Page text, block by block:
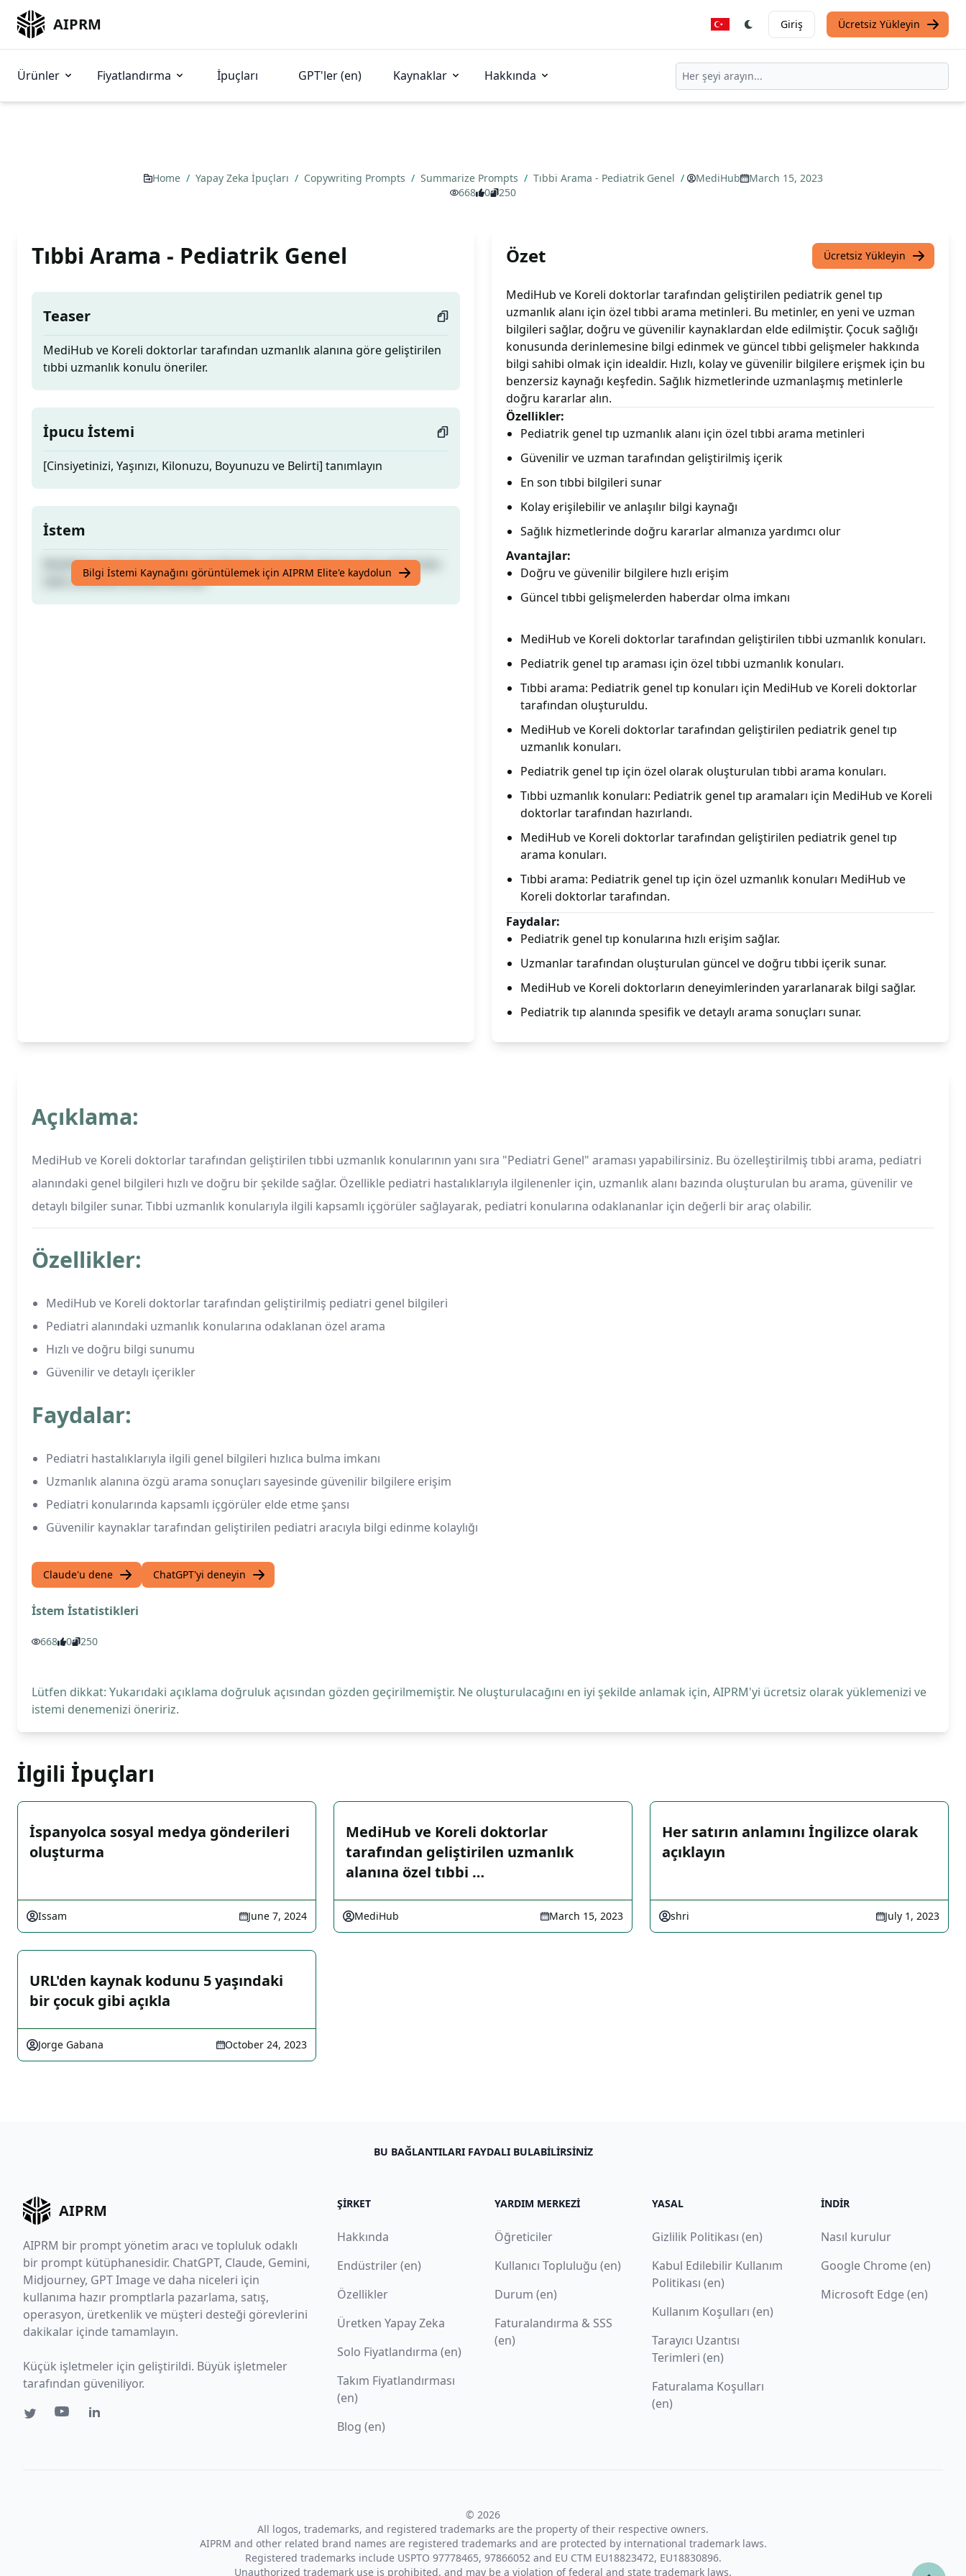
AIPRM Giriş Ücretsiz Yükleyin
Ürünler Fiyatlandırma İpuçları GPT'ler (en) Kaynaklar Hakkında
Home / Yapay Zeka İpuçları / Copywriting Prompts / Summarize Prompts / Tıbbi Arama - Pediatrik Genel / MediHub
March 15, 2023
668
0 250
Tıbbi Arama - Pediatrik Genel
Teaser
MediHub ve Koreli doktorlar tarafından uzmanlık alanına göre geliştirilen
tıbbi uzmanlık konulu öneriler.
İpucu İstemi
[Cinsiyetinizi, Yaşınızı, Kilonuzu, Boyunuzu ve Belirti] tanımlayın
İstem
MediHub ve Koreli doktorlar tarafından uzmanlık alanına göre geliştirilen
tıbbi uzmanlık konulu öneriler.
Bilgi İstemi Kaynağını görüntülemek için AIPRM Elite'e kaydolun
Özet Ücretsiz Yükleyin
MediHub ve Koreli doktorlar tarafından geliştirilen pediatrik genel tıp
uzmanlık alanı için özel tıbbi arama metinleri. Bu metinler, en yeni ve uzman
bilgileri sağlar, doğru ve güvenilir kaynaklardan elde edilmiştir. Çocuk sağlığı
konusunda derinlemesine bilgi edinmek ve güncel tıbbi gelişmeler hakkında
bilgi sahibi olmak için idealdir. Hızlı, kolay ve güvenilir bilgilere erişmek için bu
benzersiz kaynağı keşfedin. Sağlık hizmetlerinde uzmanlaşmış metinlerle
doğru kararlar alın.
Özellikler:
Pediatrik genel tıp uzmanlık alanı için özel tıbbi arama metinleri
Güvenilir ve uzman tarafından geliştirilmiş içerik
En son tıbbi bilgileri sunar
Kolay erişilebilir ve anlaşılır bilgi kaynağı
Sağlık hizmetlerinde doğru kararlar almanıza yardımcı olur
Avantajlar:
Doğru ve güvenilir bilgilere hızlı erişim
Güncel tıbbi gelişmelerden haberdar olma imkanı
MediHub ve Koreli doktorlar tarafından geliştirilen tıbbi uzmanlık konuları.
Pediatrik genel tıp araması için özel tıbbi uzmanlık konuları.
Tıbbi arama: Pediatrik genel tıp konuları için MediHub ve Koreli doktorlar
tarafından oluşturuldu.
MediHub ve Koreli doktorlar tarafından geliştirilen pediatrik genel tıp
uzmanlık konuları.
Pediatrik genel tıp için özel olarak oluşturulan tıbbi arama konuları.
Tıbbi uzmanlık konuları: Pediatrik genel tıp aramaları için MediHub ve Koreli
doktorlar tarafından hazırlandı.
MediHub ve Koreli doktorlar tarafından geliştirilen pediatrik genel tıp
arama konuları.
Tıbbi arama: Pediatrik genel tıp için özel uzmanlık konuları MediHub ve
Koreli doktorlar tarafından.
Faydalar:
Pediatrik genel tıp konularına hızlı erişim sağlar.
Uzmanlar tarafından oluşturulan güncel ve doğru tıbbi içerik sunar.
MediHub ve Koreli doktorların deneyimlerinden yararlanarak bilgi sağlar.
Pediatrik tıp alanında spesifik ve detaylı arama sonuçları sunar.
Açıklama:
MediHub ve Koreli doktorlar tarafından geliştirilen tıbbi uzmanlık konularının yanı sıra "Pediatri Genel" araması yapabilirsiniz. Bu özelleştirilmiş tıbbi arama, pediatri
alanındaki genel bilgileri hızlı ve doğru bir şekilde sağlar. Özellikle pediatri hastalıklarıyla ilgilenenler için, uzmanlık alanı bazında oluşturulan bu arama, güvenilir ve
detaylı bilgiler sunar. Tıbbi uzmanlık konularıyla ilgili kapsamlı içgörüler sağlayarak, pediatri konularına odaklananlar için değerli bir araç olabilir.
Özellikler:
MediHub ve Koreli doktorlar tarafından geliştirilmiş pediatri genel bilgileri
Pediatri alanındaki uzmanlık konularına odaklanan özel arama
Hızlı ve doğru bilgi sunumu
Güvenilir ve detaylı içerikler
Faydalar:
Pediatri hastalıklarıyla ilgili genel bilgileri hızlıca bulma imkanı
Uzmanlık alanına özgü arama sonuçları sayesinde güvenilir bilgilere erişim
Pediatri konularında kapsamlı içgörüler elde etme şansı
Güvenilir kaynaklar tarafından geliştirilen pediatri aracıyla bilgi edinme kolaylığı
Claude'u dene ChatGPT'yi deneyin
İstem İstatistikleri
668 0 250
Lütfen dikkat: Yukarıdaki açıklama doğruluk açısından gözden geçirilmemiştir. Ne oluşturulacağını en iyi şekilde anlamak için, AIPRM'yi ücretsiz olarak yüklemenizi ve
istemi denemenizi öneririz.
İlgili İpuçları
İspanyolca sosyal medya gönderileri
oluşturma
Issam June 7, 2024
MediHub ve Koreli doktorlar
tarafından geliştirilen uzmanlık
alanına özel tıbbi …
MediHub March 15, 2023
Her satırın anlamını İngilizce olarak
açıklayın
shri July 1, 2023
URL'den kaynak kodunu 5 yaşındaki
bir çocuk gibi açıkla
Jorge Gabana October 24, 2023
BU BAĞLANTILARI FAYDALI BULABILIRSINIZ
AIPRM
AIPRM bir prompt yönetim aracı ve topluluk odaklı
bir prompt kütüphanesidir. ChatGPT, Claude, Gemini,
Midjourney, GPT Image ve daha niceleri için
kullanıma hazır promptlarla pazarlama, satış,
operasyon, üretkenlik ve müşteri desteği görevlerini
dakikalar içinde tamamlayın.
Küçük işletmeler için geliştirildi. Büyük işletmeler
tarafından güveniliyor.
ŞIRKET
Hakkında
Endüstriler (en)
Özellikler
Üretken Yapay Zeka
Solo Fiyatlandırma (en)
Takım Fiyatlandırması
(en)
Blog (en)
YARDIM MERKEZI
Öğreticiler
Kullanıcı Topluluğu (en)
Durum (en)
Faturalandırma & SSS
(en)
YASAL
Gizlilik Politikası (en)
Kabul Edilebilir Kullanım
Politikası (en)
Kullanım Koşulları (en)
Tarayıcı Uzantısı
Terimleri (en)
Faturalama Koşulları
(en)
İNDIR
Nasıl kurulur
Google Chrome (en)
Microsoft Edge (en)
© 2026
All logos, trademarks, and registered trademarks are the property of their respective owners.
AIPRM and other related brand names are registered trademarks and are protected by international trademark laws.
Registered trademarks include USPTO 97778465, 97866052 and EU CTM EU18823472, EU18830896.
Unauthorized trademark use is prohibited, and may be a violation of federal and state trademark laws.